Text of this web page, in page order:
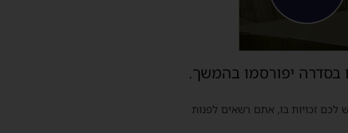
בסדרה יפורסמו בהמשך.
לכם זכויות בו, אתם רשאים לפנות